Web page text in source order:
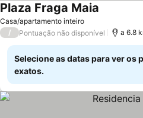
Casa/apartamento inteiro
Plaza Fraga Maia
/ Pontuação não disponível a 6.8
Selecione as datas para ver os
exatos.